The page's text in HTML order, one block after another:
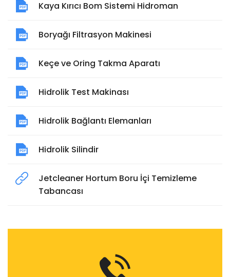
Kaya Kırıcı Bom Sistemi Hidroman
Boryağı Filtrasyon Makinesi
Keçe ve Oring Takma Aparatı
Hidrolik Test Makinası
Hidrolik Bağlantı Elemanları
Hidrolik Silindir
Jetcleaner Hortum Boru İçi Temizleme
Tabancası